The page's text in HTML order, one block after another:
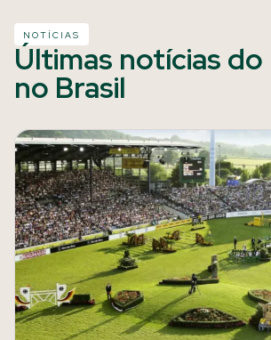
NOTÍCIAS
Últimas notícias do
no Brasil